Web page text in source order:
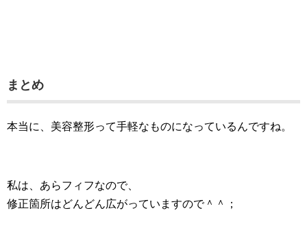
まとめ
本当に、美容整形って手軽なものになっているんですね。
私は、あらフィフなので、
修正箇所はどんどん広がっていますので＾＾；